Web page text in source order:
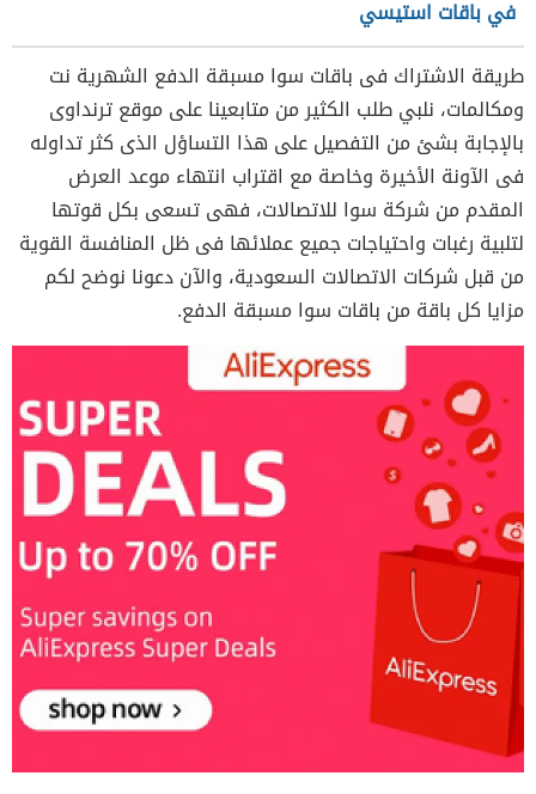
في باقات استيسي
طريقة الاشتراك فى باقات سوا مسبقة الدفع الشهرية نت
ومكالمات، نلبي طلب الكثير من متابعينا على موقع ترنداوى
بالإجابة بشئ من التفصيل على هذا التساؤل الذى كثر تداوله
فى الآونة الأخيرة وخاصة مع اقتراب انتهاء موعد العرض
المقدم من شركة سوا للاتصالات، فهى تسعى بكل قوتها
لتلبية رغبات واحتياجات جميع عملائها فى ظل المنافسة القوية
من قبل شركات الاتصالات السعودية، والآن دعونا نوضح لكم
مزايا كل باقة من باقات سوا مسبقة الدفع.